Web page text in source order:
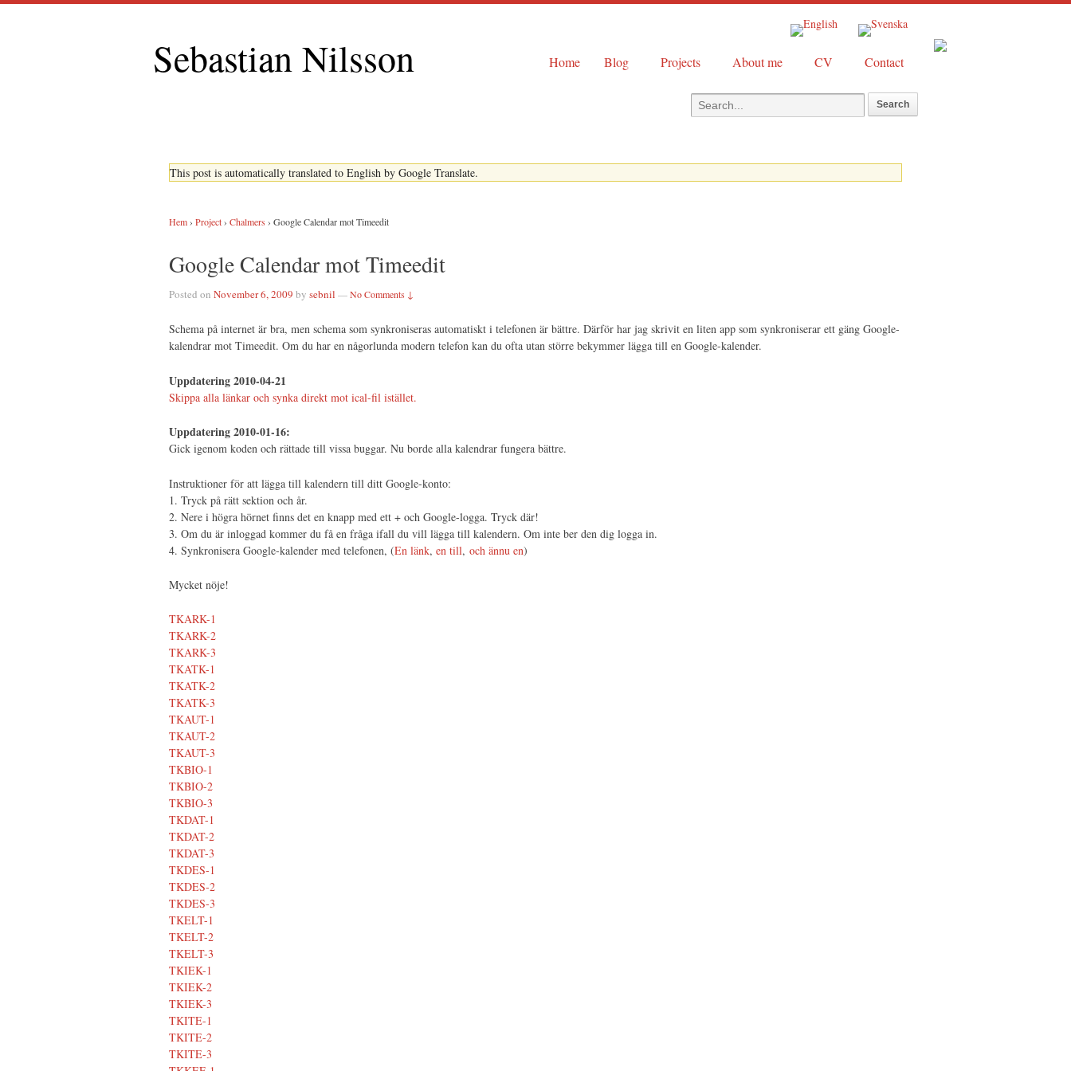
Sebastian Nilsson Home Blog Projects About me CV Contact
This post is automatically translated to English by Google Translate.
Hem› Project› Chalmers › Google Calendar mot Timeedit
Google Calendar mot Timeedit
Posted on November 6, 2009 by sebnil —No Comments ↓
Schema på internet är bra, men schema som synkroniseras automatiskt i telefonen är bättre. Därför har jag skrivit en liten app som synkroniserar ett gäng Google-
kalendrar mot Timeedit. Om du har en någorlunda modern telefon kan du ofta utan större bekymmer lägga till en Google-kalender.
Uppdatering 2010-04-21
Skippa alla länkar och synka direkt mot ical-fil istället.
Uppdatering 2010-01-16:
Gick igenom koden och rättade till vissa buggar. Nu borde alla kalendrar fungera bättre.
Instruktioner för att lägga till kalendern till ditt Google-konto:
1. Tryck på rätt sektion och år.
2. Nere i högra hörnet finns det en knapp med ett + och Google-logga. Tryck där!
3. Om du är inloggad kommer du få en fråga ifall du vill lägga till kalendern. Om inte ber den dig logga in.
4. Synkronisera Google-kalender med telefonen, (En länk, en till, och ännu en)
Mycket nöje!
TKARK-1
TKARK-2
TKARK-3
TKATK-1
TKATK-2
TKATK-3
TKAUT-1
TKAUT-2
TKAUT-3
TKBIO-1
TKBIO-2
TKBIO-3
TKDAT-1
TKDAT-2
TKDAT-3
TKDES-1
TKDES-2
TKDES-3
TKELT-1
TKELT-2
TKELT-3
TKIEK-1
TKIEK-2
TKIEK-3
TKITE-1
TKITE-2
TKITE-3